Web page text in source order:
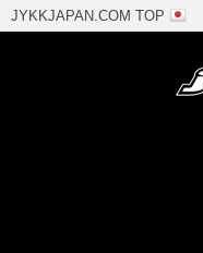
JYKKJAPAN.COM TOP